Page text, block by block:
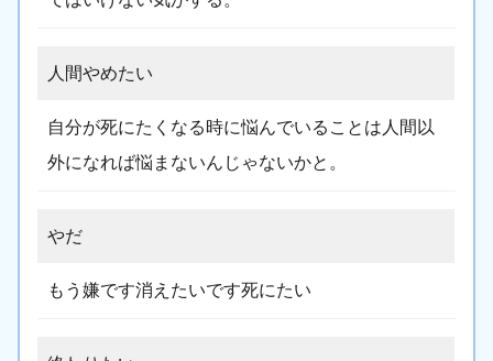
人間やめたい
自分が死にたくなる時に悩んでいることは人間以
外になれば悩まないんじゃないかと。
やだ
もう嫌です消えたいです死にたい